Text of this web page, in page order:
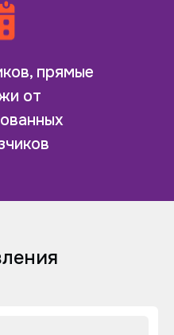
прямые
от